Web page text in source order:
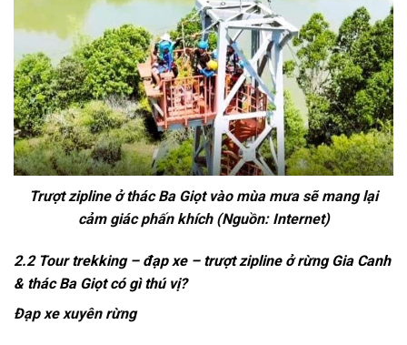
Trượt zipline ở thác Ba Giọt vào mùa mưa sẽ mang lại
cảm giác phấn khích (Nguồn: Internet)
2.2 Tour trekking – đạp xe – trượt zipline ở rừng Gia Canh
& thác Ba Giọt có gì thú vị?
Đạp xe xuyên rừng